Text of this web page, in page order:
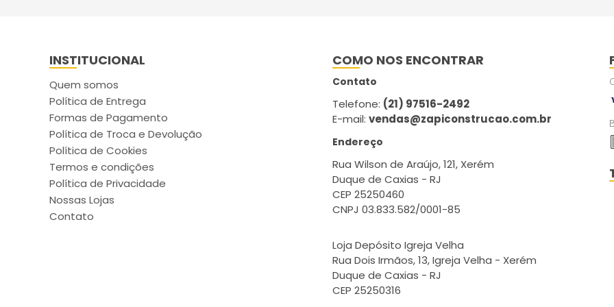
INSTITUCIONAL
Quem somos
Política de Entrega
Formas de Pagamento
Política de Troca e Devolução
Política de Cookies
Termos e condições
Política de Privacidade
Nossas Lojas
Contato
COMO NOS ENCONTRAR
Contato
Telefone: (21) 97516-2492
E-mail:vendas@zapiconstrucao.com.br
Endereço
Rua Wilson de Araújo, 121, Xerém
Duque de Caxias - RJ
CEP 25250460
CNPJ 03.833.582/0001-85
Loja Depósito Igreja Velha
Rua Dois Irmãos, 13, Igreja Velha - Xerém
Duque de Caxias - RJ
CEP 25250316